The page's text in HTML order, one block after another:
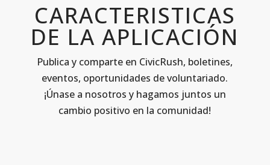
CARACTERISTICAS
DE LA APLICACIÓN
Publica y comparte en CivicRush, boletines,
eventos, oportunidades de voluntariado.
¡Únase a nosotros y hagamos juntos un
cambio positivo en la comunidad!